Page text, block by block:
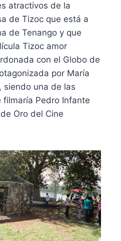
atractivos de la
de Tizoc que está a
de Tenango y que
Tizoc amor
con el Globo de
por María
, siendo una de las
filmaría Pedro Infante
Oro del Cine